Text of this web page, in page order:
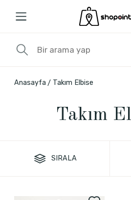
Anasayfa Takım Elbise
Takım
SIRALA